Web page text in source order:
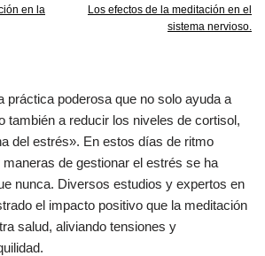
en la
Los efectos de la meditación en el
sistema nervioso.
práctica poderosa que no solo ayuda a
también a reducir los niveles de cortisol,
del estrés». En estos días de ritmo
de gestionar el estrés se ha
nunca. Diversos estudios y expertos en
el impacto positivo que la meditación
salud, aliviando tensiones y